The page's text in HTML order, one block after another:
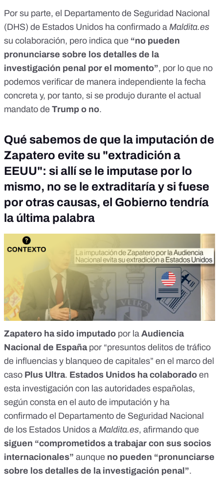
Por su parte, el Departamento de Seguridad Nacional
(DHS) de Estados Unidos ha confirmado a Maldita.es
su colaboración, pero indica que “no pueden
pronunciarse sobre los detalles de la
investigación penal por el momento”, por lo que no
podemos verificar de manera independiente la fecha
concreta y, por tanto, si se produjo durante el actual
mandato de Trump o no.
Qué sabemos de que la imputación de
Zapatero evite su "extradición a
EEUU": si allí se le imputase por lo
mismo, no se le extraditaría y si fuese
por otras causas, el Gobierno tendría
la última palabra
Zapatero ha sido imputado por la Audiencia
Nacional de Españapor “presuntos delitos de tráfico
de influencias y blanqueo de capitales” en el marco del
caso Plus Ultra. Estados Unidos ha colaborado en
esta investigación con las autoridades españolas,
según consta en el auto de imputación y ha
confirmado el Departamento de Seguridad Nacional
de los Estados Unidos a Maldita.es, afirmando que
siguen “comprometidos a trabajar con sus socios
internacionales” aunque no pueden “pronunciarse
sobre los detalles de la investigación penal”.